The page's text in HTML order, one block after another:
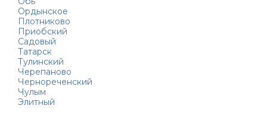
Ордынское
Плотниково
Приобский
Садовый
Татарск
Тулинский
Черепаново
Чернореченский
Чулым
Элитный